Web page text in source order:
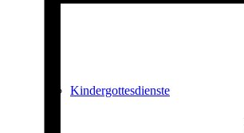
Kindergottesdienste